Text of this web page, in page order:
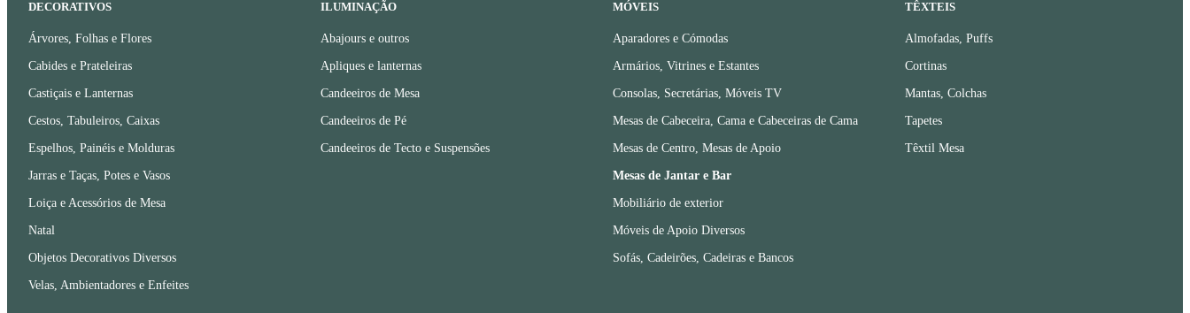
DECORATIVOS
Árvores, Folhas e Flores
Cabides e Prateleiras
Castiçais e Lanternas
Cestos, Tabuleiros, Caixas
Espelhos, Painéis e Molduras
Jarras e Taças, Potes e Vasos
Loiça e Acessórios de Mesa
Natal
Objetos Decorativos Diversos
Velas, Ambientadores e Enfeites
ILUMINAÇÃO
Abajours e outros
Apliques e lanternas
Candeeiros de Mesa
Candeeiros de Pé
Candeeiros de Tecto e Suspensões
MÓVEIS
Aparadores e Cómodas
Armários, Vitrines e Estantes
Consolas, Secretárias, Móveis TV
Mesas de Cabeceira, Cama e Cabeceiras de Cama
Mesas de Centro, Mesas de Apoio
Mesas de Jantar e Bar
Mobiliário de exterior
Móveis de Apoio Diversos
Sofás, Cadeirões, Cadeiras e Bancos
TÊXTEIS
Almofadas, Puffs
Cortinas
Mantas, Colchas
Tapetes
Têxtil Mesa